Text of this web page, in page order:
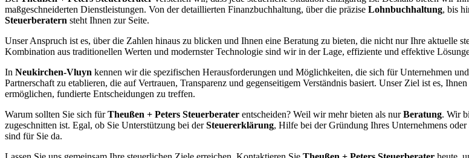
maßgeschneiderten Dienstleistungen. Von der detaillierten Finanzbuchhaltung, über die präzise Lohnbuchhaltung, bis
Steuerberatern steht Ihnen zur Seite.
Unser Anspruch ist es, über die Zahlen hinaus zu blicken und Ihnen eine Beratung zu bieten, die nicht nur Ihre aktuelle
Kombination aus traditionellen Werten und modernster Technologie sind wir in der Lage, effiziente und effektive
In Neukirchen-Vluyn kennen wir die spezifischen Herausforderungen und Möglichkeiten, die sich für Unternehmen
Partnerschaft zu etablieren, die auf Vertrauen, Transparenz und gegenseitigem Verständnis basiert. Unser Ziel ist es,
ermöglichen, fundierte Entscheidungen zu treffen.
Warum sollten Sie sich fürTheußen + Peters Steuerberater entscheiden? Weil wir mehr bieten als nurBeratung. Wir
zugeschnitten ist. Egal, ob Sie Unterstützung bei derSteuererklärung, Hilfe bei der Gründung Ihres Unternehmens oder
sind für Sie da.